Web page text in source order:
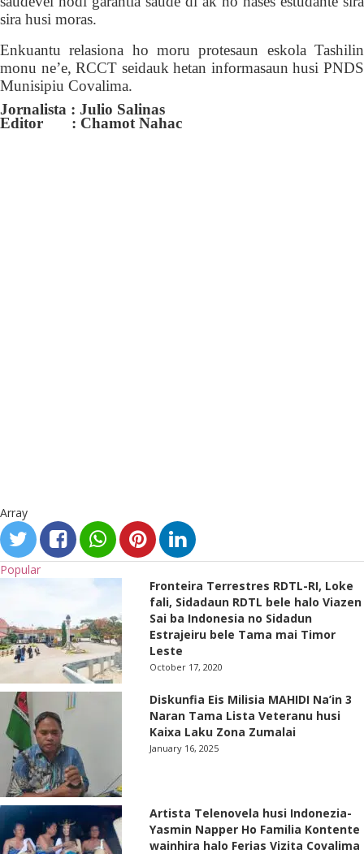
sira husi moras.
Enkuantu relasiona ho moruprotesaun eskola Tashilin
monu ne’e, RCCT seidauk hetan informasaun husi PNDS
Munisipiu Covalima.
Jornalista : Julio Salinas
Editor : Chamot Nahac
Array
Popular
Fronteira Terrestres RDTL-RI, Loke
fali, Sidadaun RDTL bele halo Viazen
Sai ba Indonesia no Sidadun
Estrajeiru bele Tama mai Timor
Leste
October 17, 2020
Diskunfia Eis Milisia MAHIDI Na’in 3
Naran Tama Lista Veteranu husi
Kaixa Laku Zona Zumalai
January 16, 2025
Artista Telenovela husi Indonezia-
Yasmin Napper Ho Familia Kontente
wainhira halo Ferias Vizita Covalima